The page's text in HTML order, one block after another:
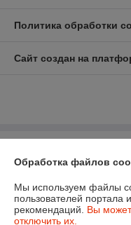
Политика обработки
Сайт создан на
220075, г. Минск. пер.
Регистрационный номер
Обработка файлов
Мы используем файлы
пользователей портала
рекомендаций. Вы
отключить их.